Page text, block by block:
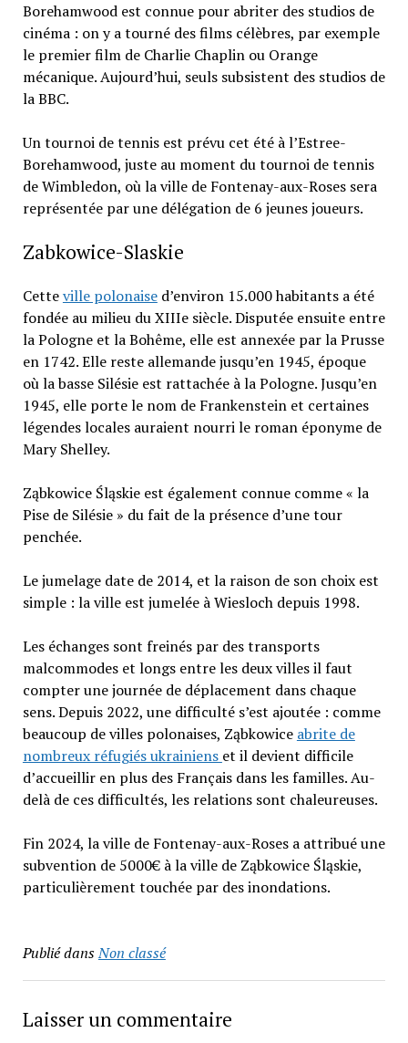
Borehamwood est connue pour abriter des studios de
cinéma : on y a tourné des films célèbres, par exemple
le premier film de Charlie Chaplin ou Orange
mécanique. Aujourd’hui, seuls subsistent des studios de
la BBC.
Un tournoi de tennis est prévu cet été à l’Estree-
Borehamwood, juste au moment du tournoi de tennis
de Wimbledon, où la ville de Fontenay-aux-Roses sera
représentée par une délégation de 6 jeunes joueurs.
Zabkowice-Slaskie
Cetteville polonaised’environ 15.000 habitants a été
fondée au milieu du XIIIe siècle. Disputée ensuite entre
la Pologne et la Bohême, elle est annexée par la Prusse
en 1742. Elle reste allemande jusqu’en 1945, époque
où la basse Silésie est rattachée à la Pologne. Jusqu’en
1945, elle porte le nom de Frankenstein et certaines
légendes locales auraient nourri le roman éponyme de
Mary Shelley.
Ząbkowice Śląskie est également connue comme « la
Pise de Silésie » du fait de la présence d’une tour
penchée.
Le jumelage date de 2014, et la raison de son choix est
simple : la ville est jumelée à Wiesloch depuis 1998.
Les échanges sont freinés par des transports
malcommodes et longs entre les deux villes il faut
compter une journée de déplacement dans chaque
sens. Depuis 2022, une difficulté s’est ajoutée : comme
beaucoup de villes polonaises, Ząbkowice abrite de
nombreux réfugiés ukrainiens et il devient difficile
d’accueillir en plus des Français dans les familles. Au-
delà de ces difficultés, les relations sont chaleureuses.
Fin 2024, la ville de Fontenay-aux-Roses a attribué une
subvention de 5000€ à la ville de Ząbkowice Śląskie,
particulièrement touchée par des inondations.
Publié dansNon classé
Laisser un commentaire